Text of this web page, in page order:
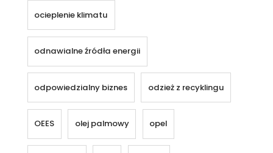
ocieplenie klimatu
odnawialne źródła energii
odpowiedzialny biznes odzież z recyklingu
OEES olej palmowy opel